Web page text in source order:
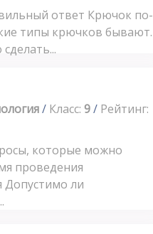
ответ Крючок по-
типы крючков бывают.
/ Класс: 9/ Рейтинг:
которые можно
проведения
Допустимо ли